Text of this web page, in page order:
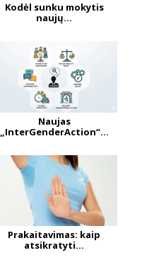
Kodėl sunku mokytis
naujų...
Naujas
„InterGenderAction“...
Prakaitavimas: kaip
atsikratyti...